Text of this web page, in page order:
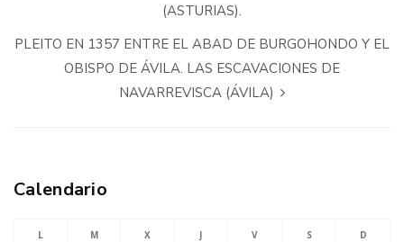
(ASTURIAS).
PLEITO EN 1357 ENTRE EL ABAD DE BURGOHONDO Y EL
OBISPO DE ÁVILA. LAS ESCAVACIONES DE
NAVARREVISCA (ÁVILA)
Calendario
L M X J V S D